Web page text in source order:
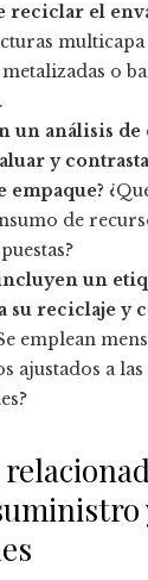
reciclar el
o
un análisis
y
empaque?
de
incluyen un
su reciclaje y
emplean
ajustados a